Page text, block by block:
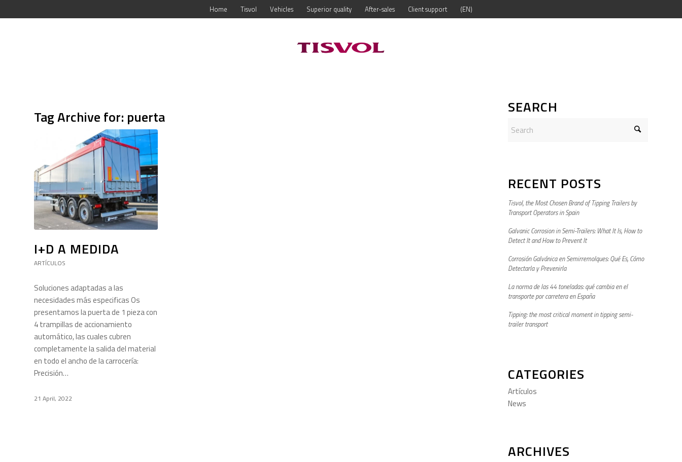
Home Tisvol Vehicles Superior quality After-sales Client support EN
Tag Archive for: puerta
I+D A MEDIDA
ARTÍCULOS
Soluciones adaptadas a las
necesidades más especificas Os
presentamos la puerta de 1 pieza con
4 trampillas de accionamiento
automático, las cuales cubren
completamente la salida del material
en todo el ancho de la carrocería:
Precisión…
21 April, 2022
SEARCH
RECENT POSTS
Tisvol, the Most Chosen Brand of Tipping Trailers by
Transport Operators in Spain
Galvanic Corrosion in Semi-Trailers: What It Is, How to
Detect It and How to Prevent It
Corrosión Galvánica en Semirremolques: Qué Es, Cómo
Detectarla y Prevenirla
La norma de las 44 toneladas: qué cambia en el
transporte por carretera en España
Tipping: the most critical moment in tipping semi-
trailer transport
CATEGORIES
Artículos
News
ARCHIVES